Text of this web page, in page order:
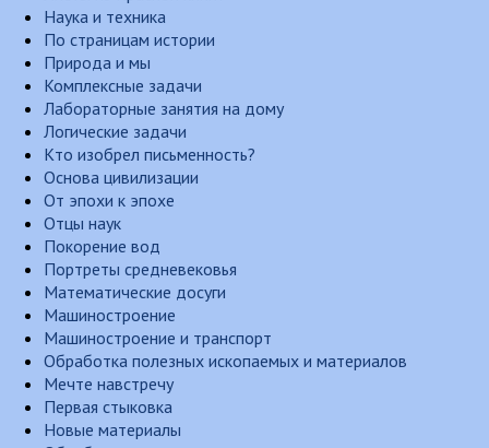
Наука и техника
По страницам истории
Природа и мы
Комплексные задачи
Лабораторные занятия на дому
Логические задачи
Кто изобрел письменность?
Основа цивилизации
От эпохи к эпохе
Отцы наук
Покорение вод
Портреты средневековья
Математические досуги
Машиностроение
Машиностроение и транспорт
Обработка полезных ископаемых и материалов
Мечте навстречу
Первая стыковка
Новые материалы